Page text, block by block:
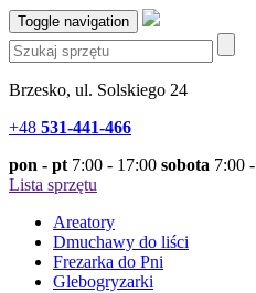
Toggle navigation
Brzesko, ul. Solskiego 24
+48 531-441-466
pon - pt 7:00 - 17:00 sobota 7:00
Lista sprzętu
Areatory
Dmuchawy do liści
Frezarka do Pni
Glebogryzarki